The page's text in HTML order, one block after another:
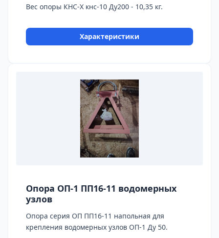
Вес опоры КНС-X кнс-10 Ду200 - 10,35 кг.
Характеристики
Опора ОП-1 ПП16-11 водомерных
узлов
Опора серия ОП ПП16-11 напольная для
крепления водомерных узлов ОП-1 Ду 50.